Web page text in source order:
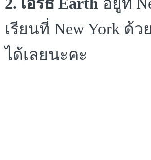
เรียนที่ New York ด้
ได้เลยนะคะ